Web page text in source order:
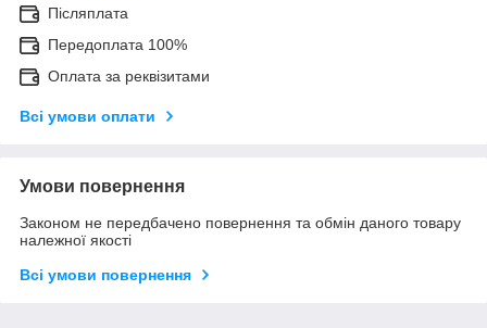
Післяплата
Передоплата 100%
Оплата за реквізитами
Всі умови оплати
Умови повернення
Законом не передбачено повернення та обмін даного товару
належної якості
Всі умови повернення